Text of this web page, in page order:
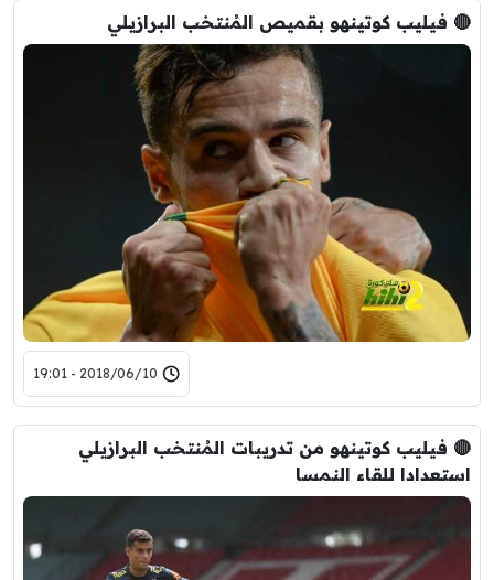
🔴 فيليب كوتينهو بقميص المُنتخب البرازيلي
2018/06/10 - 19:01
🔴 فيليب كوتينهو من تدريبات المُنتخب البرازيلي
استعدادا للقاء النمسا